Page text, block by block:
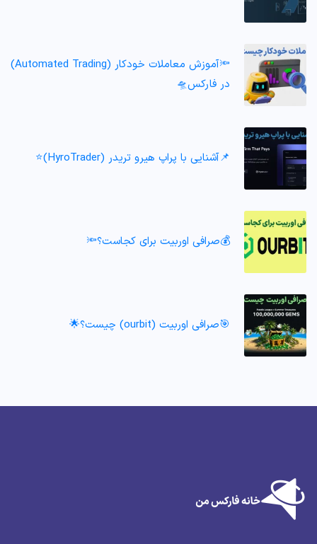
🔦آموزش معاملات خودکار (Automated Trading)
در فارکس🛸
📌آشنایی با پراپ هیرو تریدر (HyroTrader)⭐️
💰صرافی اوربیت برای کجاست؟🔦
🎯صرافی اوربیت (ourbit) چیست؟🌟